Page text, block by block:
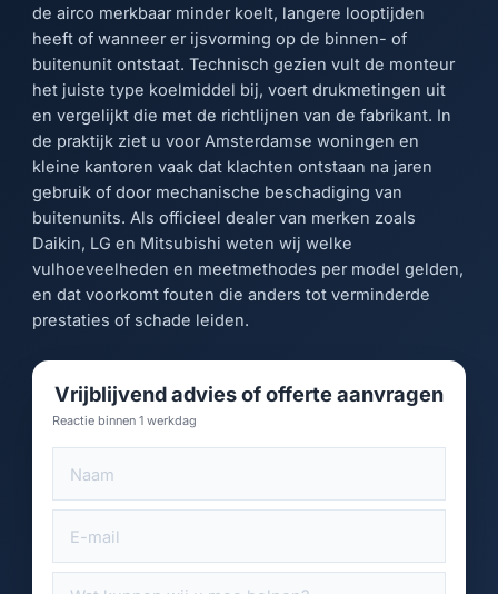
de airco merkbaar minder koelt, langere looptijden
heeft of wanneer er ijsvorming op de binnen- of
buitenunit ontstaat. Technisch gezien vult de monteur
het juiste type koelmiddel bij, voert drukmetingen uit
en vergelijkt die met de richtlijnen van de fabrikant. In
de praktijk ziet u voor Amsterdamse woningen en
kleine kantoren vaak dat klachten ontstaan na jaren
gebruik of door mechanische beschadiging van
buitenunits. Als officieel dealer van merken zoals
Daikin, LG en Mitsubishi weten wij welke
vulhoeveelheden en meetmethodes per model gelden,
en dat voorkomt fouten die anders tot verminderde
prestaties of schade leiden.
Vrijblijvend advies of offerte aanvragen
Reactie binnen 1 werkdag